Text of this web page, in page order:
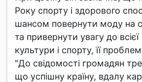
Року спорту і здорового
шансом повернути моду на
та привернути увагу до всієї
культури і спорту, її
"До свідомості громадян
що успішну країну, вдалу